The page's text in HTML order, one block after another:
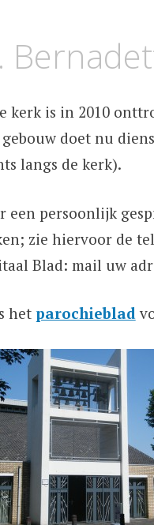
kerk is in 2010
doet nu
langs de kerk).
een persoonlijk
zie hiervoor de
Blad: mail uw
hetparochieblad